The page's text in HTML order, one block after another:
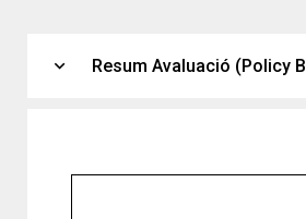
expand_more Resum Avaluació (Policy